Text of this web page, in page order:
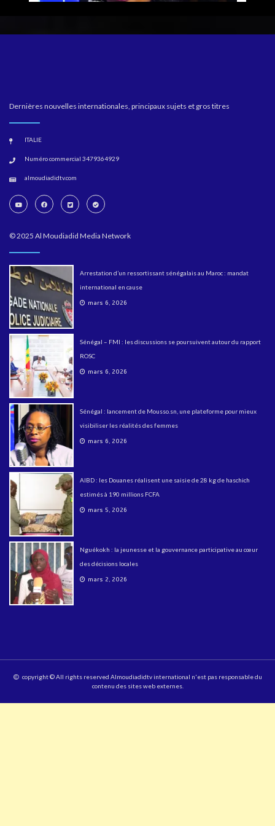
Dernières nouvelles internationales, principaux sujets et gros titres
ITALIE
Numéro commercial 3479364929
almoudiadidtv.com
© 2025 Al Moudiadid Media Network
Arrestation d’un ressortissant sénégalais au Maroc : mandat
international en cause
mars 6, 2026
Sénégal – FMI : les discussions se poursuivent autour du rapport
ROSC
mars 6, 2026
Sénégal : lancement de Mousso.sn, une plateforme pour mieux
visibiliser les réalités des femmes
mars 6, 2026
AIBD : les Douanes réalisent une saisie de 28 kg de haschich
estimés à 190 millions FCFA
mars 5, 2026
Nguékokh : la jeunesse et la gouvernance participative au cœur
des décisions locales
mars 2, 2026
copyright © All rights reserved Almoudiadidtv international n'est pas responsable du
contenu des sites web externes.